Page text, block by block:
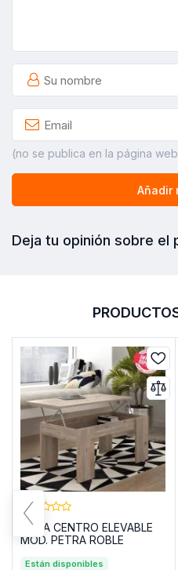
(no se publica en la página
Añadir
Deja tu opinión sobre el
MESA CENTRO ELEVABLE
MOD. PETRA ROBLE
Están disponibles